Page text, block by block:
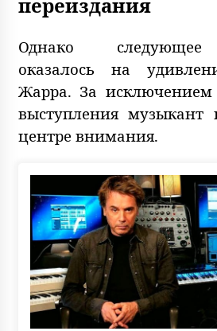
Однако следующее
оказалось на
Жарра. За исключением
выступления музыкант
центре внимания.